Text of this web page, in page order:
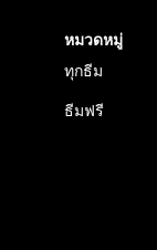
หมวดหมู่
ทุกธีม
ธีมฟรี